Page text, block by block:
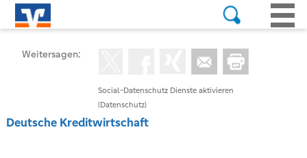
Social-Datenschutz Dienste aktivieren
(Datenschutz)
Weitersagen:
Deutsche Kreditwirtschaft